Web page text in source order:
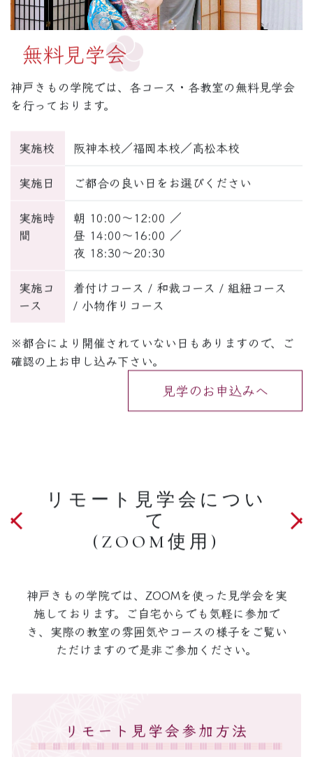
無料見学会
神戸きもの学院では、各コース・各教室の無料見学会
を行っております。
実施校 阪神本校／福岡本校／高松本校
実施日 ご都合の良い日をお選びください
実施時
間
朝 10:00～12:00 ／
昼 14:00～16:00 ／
夜 18:30～20:30
実施コ
ース
着付けコース / 和裁コース / 組紐コース
/ 小物作りコース
※都合により開催されていない日もありますので、ご
確認の上お申し込み下さい。
見学のお申込みへ
リモート見学会につい
て
(ZOOM使用)
神戸きもの学院では、ZOOMを使った見学会を実
施しております。ご自宅からでも気軽に参加で
き、実際の教室の雰囲気やコースの様子をご覧い
ただけますので是非ご参加ください。
リモート見学会参加方法